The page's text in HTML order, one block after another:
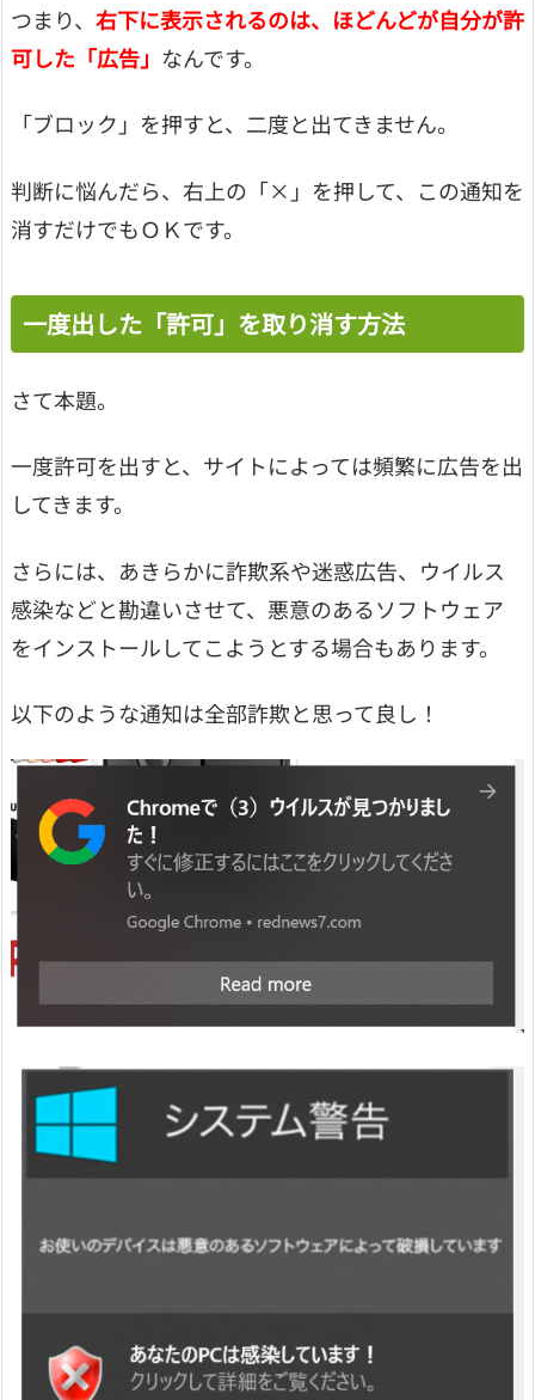
つまり、 右下に表示されるのは、ほどんどが自分が許
可した「広告」 なんです。
「ブロック」を押すと、二度と出てきません。
判断に悩んだら、右上の「×」を押して、この通知を
消すだけでもＯＫです。
一度出した「許可」を取り消す方法
さて本題。
一度許可を出すと、サイトによっては頻繁に広告を出
してきます。
さらには、あきらかに詐欺系や迷惑広告、ウイルス
感染などと勘違いさせて、悪意のあるソフトウェア
をインストールしてこようとする場合もあります。
以下のような通知は全部詐欺と思って良し！